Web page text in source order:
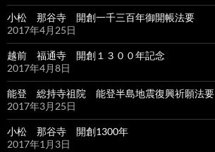
小松 那谷寺 開創一千三百年御開帳法要
2017年4月25日
越前 福通寺 開創１３００年記念
2017年4月8日
能登 総持寺祖院 能登半島地震復興祈願法要
2017年3月25日
小松 那谷寺 開創1300年
2017年1月3日